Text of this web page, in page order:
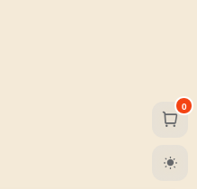
0